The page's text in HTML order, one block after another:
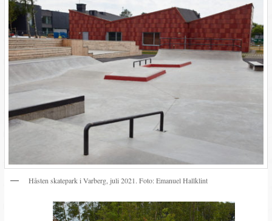
Håsten skatepark i Varberg, juli 2021. Foto: Emanuel Hallklint